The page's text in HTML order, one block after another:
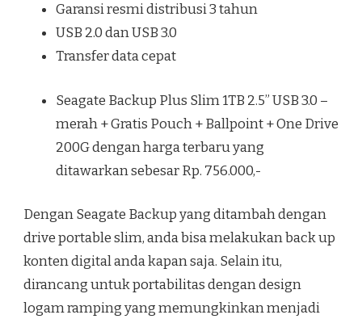
Garansi resmi distribusi 3 tahun
USB 2.0 dan USB 3.0
Transfer data cepat
Seagate Backup Plus Slim 1TB 2.5” USB 3.0 –
merah + Gratis Pouch + Ballpoint + One Drive
200G dengan harga terbaru yang
ditawarkan sebesar Rp. 756.000,-
Dengan Seagate Backup yang ditambah dengan
drive portable slim, anda bisa melakukan back up
konten digital anda kapan saja. Selain itu,
dirancang untuk portabilitas dengan design
logam ramping yang memungkinkan menjadi